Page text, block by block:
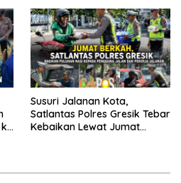
Susuri Jalanan Kota,
Satlantas Polres Gresik Tebar
Kebaikan Lewat Jumat